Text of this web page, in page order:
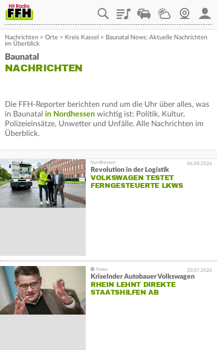
PlaylistStaupilotWetterWebcam
Nachrichten > Orte > Kreis Kassel > Baunatal News: Aktuelle Nachrichten
im Überblick
Baunatal
NACHRICHTEN
Die FFH-Reporter berichten rund um die Uhr über alles, was
in Baunatal in Nordhessen wichtig ist: Politik, Kultur,
Polizeieinsätze, Unwetter und Unfälle. Alle Nachrichten im
Überblick.
06.08.2026
Revolution in der Logistik
VOLKSWAGEN TESTET
FERNGESTEUERTE LKWS
20.07.2026
Kriselnder Autobauer Volkswagen
RHEIN LEHNT DIREKTE
STAATSHILFEN AB